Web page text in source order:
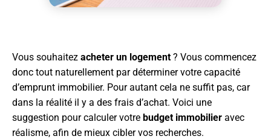
Vous souhaitez acheter un logement ? Vous commencez
donc tout naturellement par déterminer votre capacité
d’emprunt immobilier. Pour autant cela ne suffit pas, car
dans la réalité il y a des frais d’achat. Voici une
suggestion pour calculer votre budget immobilier avec
réalisme, afin de mieux cibler vos recherches.